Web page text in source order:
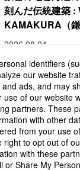
刻んだ伝統建築 :
KAMAKURA（
2026.08.04
っと見る